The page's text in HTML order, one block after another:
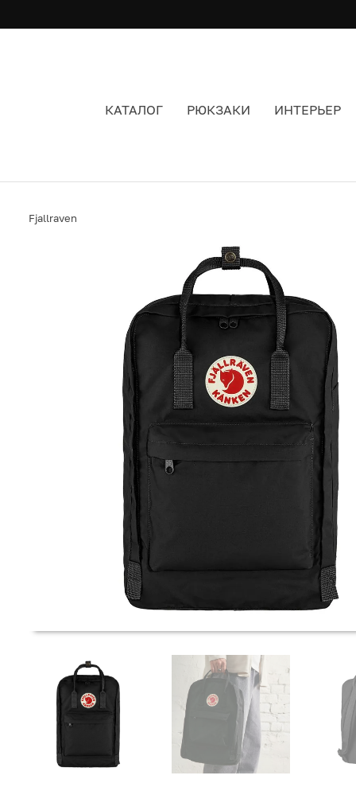
КАТАЛОГ РЮКЗАКИ ИНТЕРЬЕР
Fjallraven